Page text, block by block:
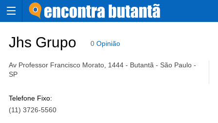
Jhs Grupo 0 Opinião
Av Professor Francisco Morato, 1444 - Butantã - São Paulo -
SP
Telefone Fixo:
(11) 3726-5560